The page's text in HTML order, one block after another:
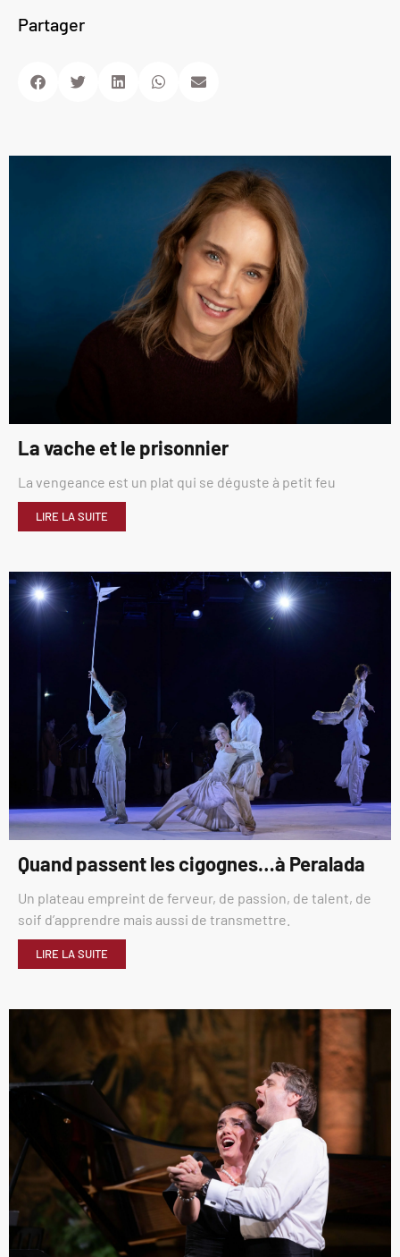
Partager
La vache et le prisonnier
La vengeance est un plat qui se déguste à petit feu
LIRE LA SUITE
Quand passent les cigognes…à Peralada
Un plateau empreint de ferveur, de passion, de talent, de
soif d’apprendre mais aussi de transmettre.
LIRE LA SUITE